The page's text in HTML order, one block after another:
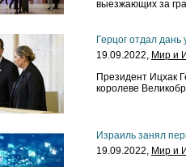
выезжающих за
Герцог отдал
19.09.2022, Мир и
Президент Ицхак
королеве
Израиль занял
19.09.2022, Мир и